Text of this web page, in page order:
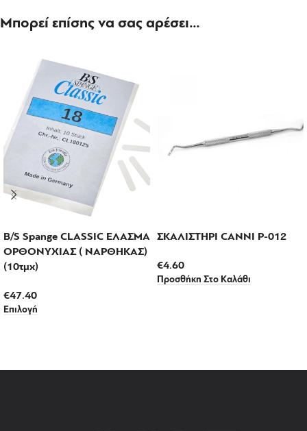
Μπορεί επίσης να σας αρέσει…
B/S Spange CLASSIC ΕΛΑΣΜΑ
ΟΡΘΟΝΥΧΙΑΣ ( ΝΑΡΘΗΚΑΣ)
(10τμχ)
€47.40
Επιλογή
ΣΚΑΛΙΣΤΗΡΙ CANNI P-012
€4.60
Προσθήκη Στο Καλάθι